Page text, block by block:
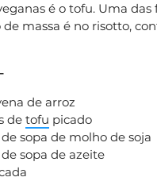
é o tofu. Uma das
massa é no risotto,
de arroz
de tofu picado
sopa de molho de soja
sopa de azeite